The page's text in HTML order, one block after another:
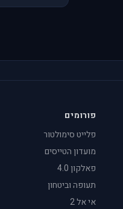
פורומים
פלייט סימולטור
מועדון הטייסים
פאלקון 4.0
תעופה וביטחון
אי אל 2